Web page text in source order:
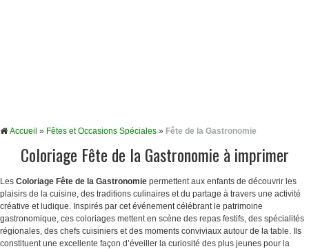
Accueil » Fêtes et Occasions Spéciales » Fête de la Gastronomie
Coloriage Fête de la Gastronomie à imprimer
Les Coloriage Fête de la Gastronomie permettent aux enfants de découvrir les
plaisirs de la cuisine, des traditions culinaires et du partage à travers une activité
créative et ludique. Inspirés par cet événement célébrant le patrimoine
gastronomique, ces coloriages mettent en scène des repas festifs, des spécialités
régionales, des chefs cuisiniers et des moments conviviaux autour de la table. Ils
constituent une excellente façon d’éveiller la curiosité des plus jeunes pour la